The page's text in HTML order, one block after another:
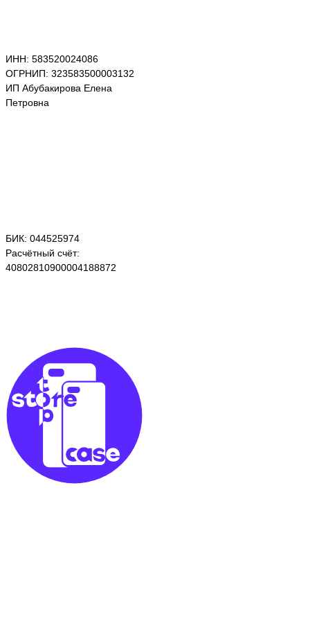
ИНН: 583520024086
ОГРНИП: 323583500003132
ИП Абубакирова Елена
Петровна
БИК: 044525974
Расчётный счёт:
40802810900004188872